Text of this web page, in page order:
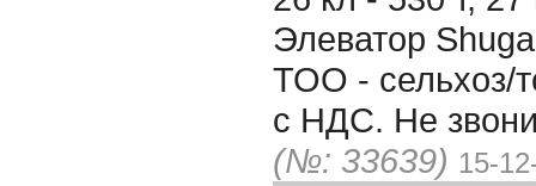
Элеватор
ТОО - сельхоз/
с НДС. Не
(№: 33639) 15-